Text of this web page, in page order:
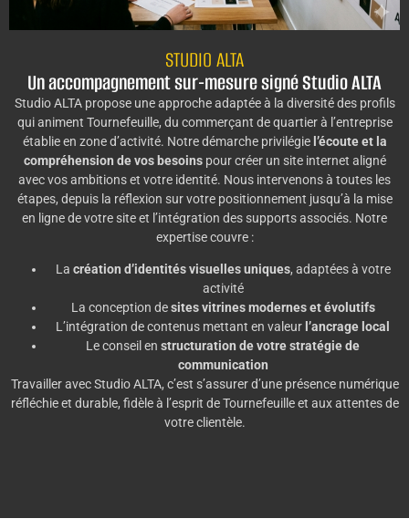
STUDIO ALTA
Un accompagnement sur-mesure signé Studio ALTA
Studio ALTA propose une approche adaptée à la diversité des profils
qui animent Tournefeuille, du commerçant de quartier à l’entreprise
établie en zone d’activité. Notre démarche privilégie l’écoute et la
compréhension de vos besoinspour créer un site internet aligné
avec vos ambitions et votre identité. Nous intervenons à toutes les
étapes, depuis la réflexion sur votre positionnement jusqu’à la mise
en ligne de votre site et l’intégration des supports associés. Notre
expertise couvre :
La création d’identités visuelles uniques, adaptées à votre
activité
La conception desites vitrines modernes et évolutifs
L’intégration de contenus mettant en valeur l’ancrage local
Le conseil en structuration de votre stratégie de
communication
Travailler avec Studio ALTA, c’est s’assurer d’une présence numérique
réfléchie et durable, fidèle à l’esprit de Tournefeuille et aux attentes de
votre clientèle.